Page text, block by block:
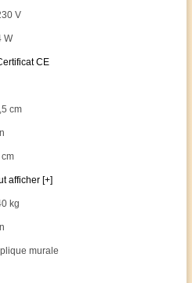
V
W
CE
cm
cm
afficher [+]
kg
murale